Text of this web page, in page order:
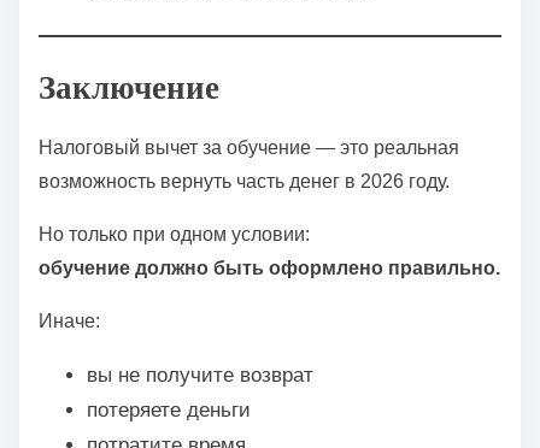
Заключение
Налоговый вычет за обучение — это реальная
возможность вернуть часть денег в 2026 году.
Но только при одном условии:
обучение должно быть оформлено правильно.
Иначе:
вы не получите возврат
потеряете деньги